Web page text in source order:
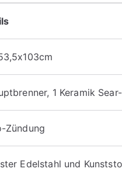
1 Keramik
Zündung
Edelstahl und